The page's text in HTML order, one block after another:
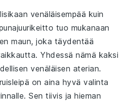
venäläisempää kuin
tuo mukanaan
maun, joka täydentää
Yhdessä nämä kaksi
venäläisen aterian.
ruisleipä on aina hyvä valinta
Sen tiivis ja hieman